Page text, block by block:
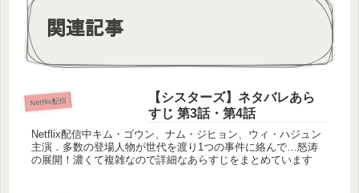
関連記事
Netflix配信
【シスターズ】ネタバレあら
すじ 第3話・第4話
Netflix配信中キム・ゴウン、ナム・ジヒョン、ウィ・ハジュン
主演．多数の登場人物が世代を渡り1つの事件に絡んで…怒涛
の展開！濃くて複雑なので詳細なあらすじをまとめています